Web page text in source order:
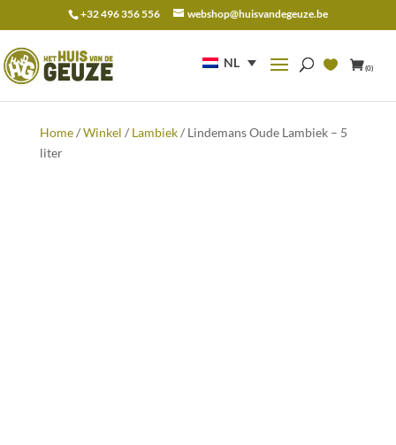
+32 496 356 556 webshop@huisvandegeuze.be
NL (0)
naar:
Home/Winkel / Lambiek/ Lindemans Oude Lambiek – 5
liter